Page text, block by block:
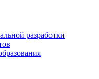
разработки